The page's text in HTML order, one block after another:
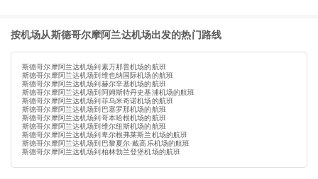
按机场从斯德哥尔摩阿兰达机场出发的热门路线
斯德哥尔摩阿兰达机场到素万那普机场的航班
斯德哥尔摩阿兰达机场到维也纳国际机场的航班
斯德哥尔摩阿兰达机场到赫尔辛基机场的航班
斯德哥尔摩阿兰达机场到阿姆斯特丹史基浦机场的航班
斯德哥尔摩阿兰达机场到菲乌米奇诺机场的航班
斯德哥尔摩阿兰达机场到巴塞罗那机场的航班
斯德哥尔摩阿兰达机场到哥本哈根机场的航班
斯德哥尔摩阿兰达机场到维尔纽斯机场的航班
斯德哥尔摩阿兰达机场到卑尔根弗莱斯兰机场的航班
斯德哥尔摩阿兰达机场到巴黎夏尔·戴高乐机场的航班
斯德哥尔摩阿兰达机场到柏林勃兰登堡机场的航班